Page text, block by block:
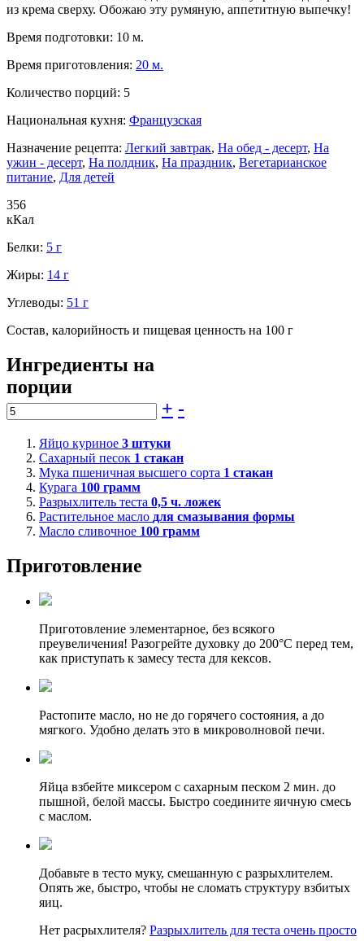
из крема сверху. Обожаю эту румяную, аппетитную выпечку!
Время подготовки: 10 м.
Время приготовления: 20 м.
Количество порций: 5
Национальная кухня: Французская
Назначение рецепта: Легкий завтрак, На обед - десерт, На
ужин - десерт, На полдник, На праздник, Вегетарианское
питание, Для детей
356
кКал
Белки: 5 г
Жиры: 14 г
Углеводы: 51 г
Состав, калорийность и пищевая ценность на 100 г
Ингредиенты на
порции
+ -
Яйцо куриное 3 штуки
Сахарный песок 1 стакан
Мука пшеничная высшего сорта 1 стакан
Курага 100 грамм
Разрыхлитель теста 0,5 ч. ложек
Растительное масло для смазывания формы
Масло сливочное 100 грамм
Приготовление
Приготовление элементарное, без всякого
преувеличения! Разогрейте духовку до 200°C перед тем,
как приступать к замесу теста для кексов.
Растопите масло, но не до горячего состояния, а до
мягкого. Удобно делать это в микроволновой печи.
Яйца взбейте миксером с сахарным песком 2 мин. до
пышной, белой массы. Быстро соедините яичную смесь
с маслом.
Добавьте в тесто муку, смешанную с разрыхлителем.
Опять же, быстро, чтобы не сломать структуру взбитых
яиц.
Нет расрыхлителя? Разрыхлитель для теста очень просто